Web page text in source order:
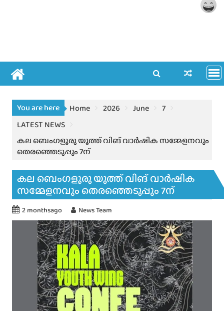
You are here Home 2026 June
7
LATEST NEWS
കല ബെംഗളൂരു യൂത്ത് വിങ് വാർഷിക സമ്മേളനവും
തെരഞ്ഞെടുപ്പും 7ന്
കല ബെംഗളൂരു യൂത്ത് വിങ് വാർഷിക
സമ്മേളനവും തെരഞ്ഞെടുപ്പും 7ന്
2 monthsago News Team